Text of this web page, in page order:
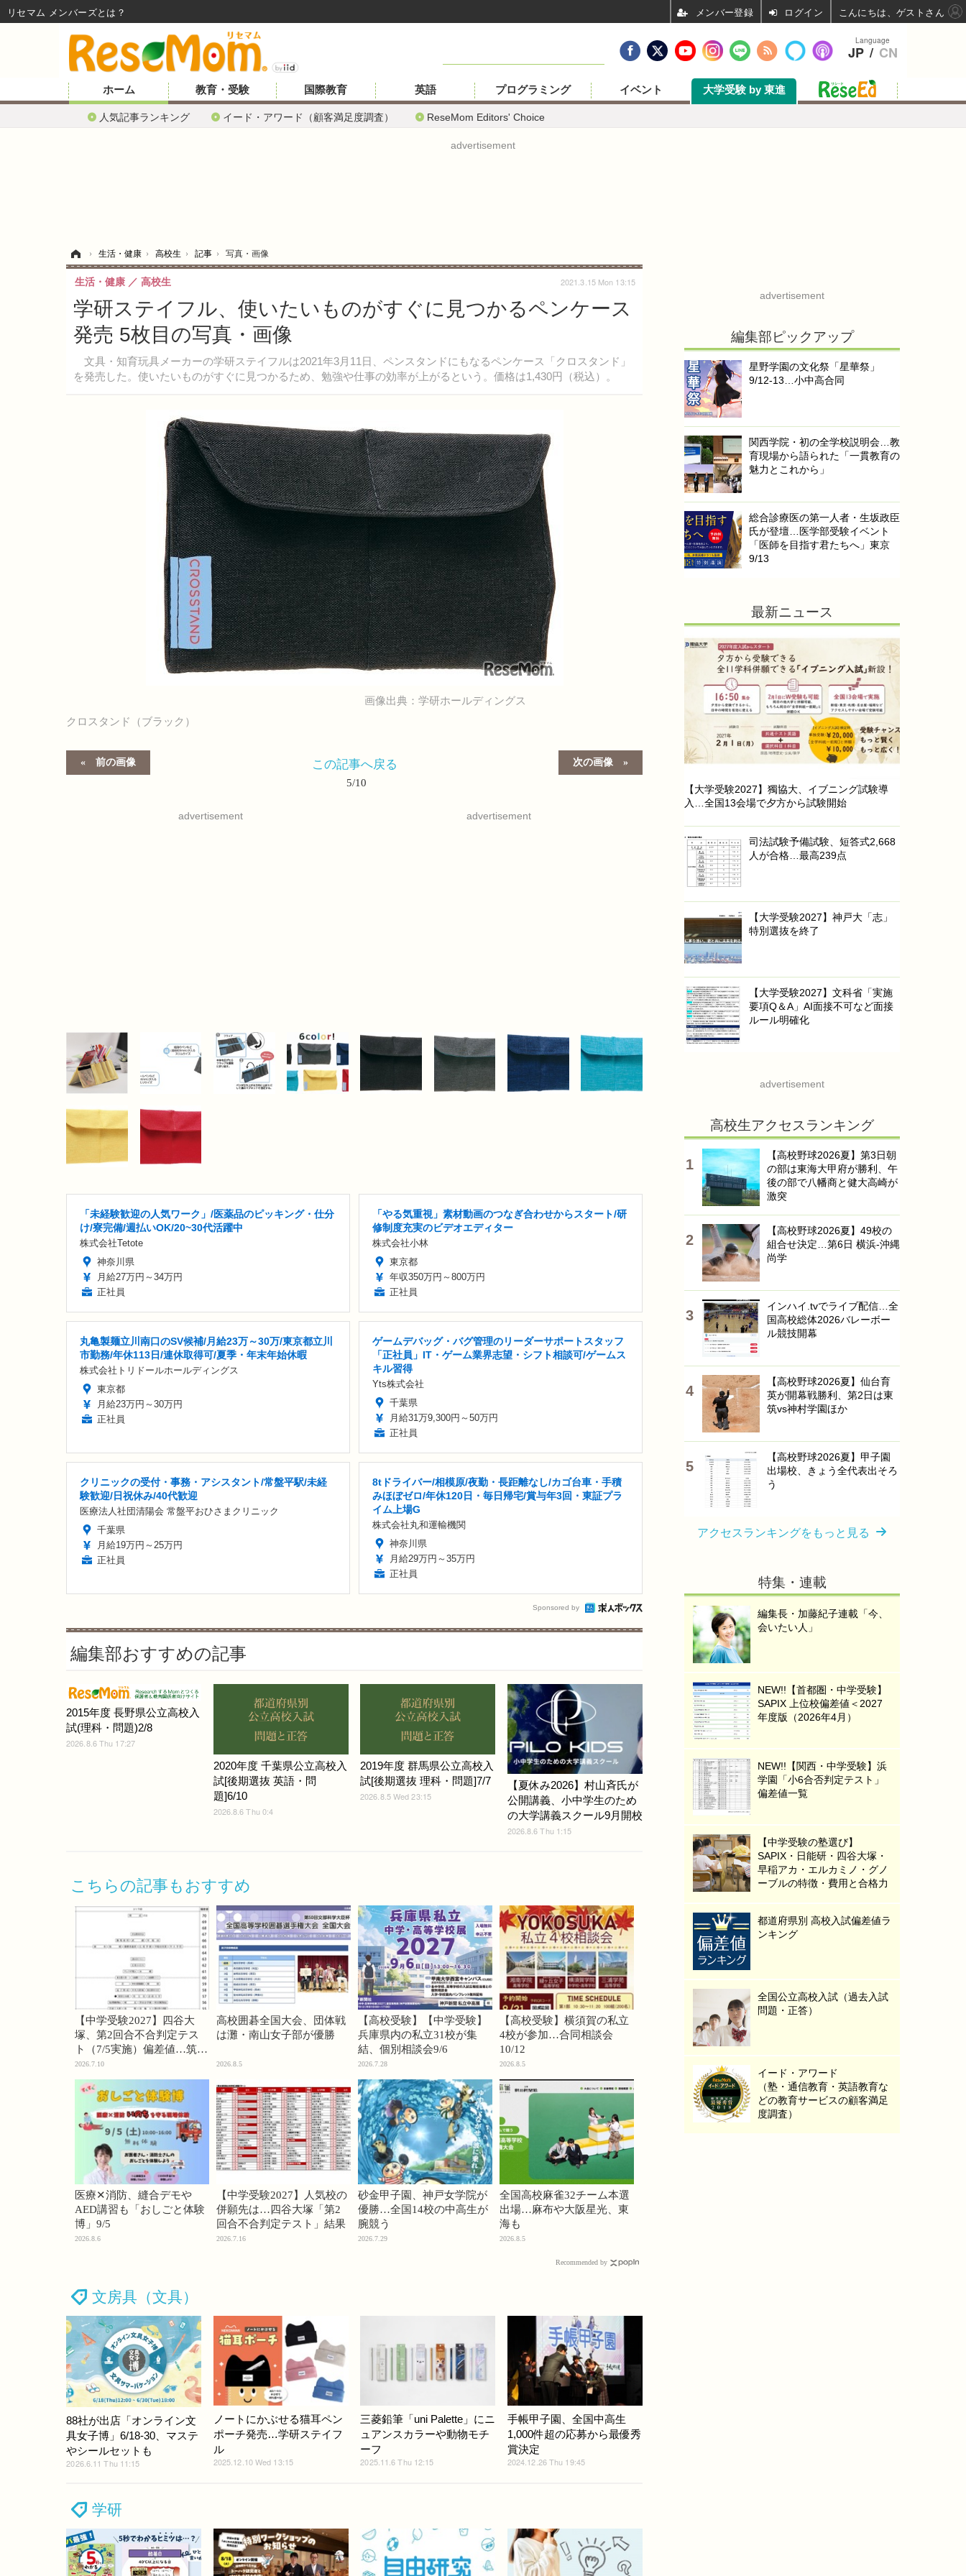
ホーム
人気記事ランキング イード・アワード（顧客満足度調査） ReseMom Editors' Choice
教育・受験 国際教育 英語 プログラミング イベント 大学受験 by 東進
advertisement
› 生活・健康 › 高校生 › 記事 › 写真・画像
学研ステイフル、使いたいものがすぐに見つかるペンケース
発売 5枚目の写真・画像
文具・知育玩具メーカーの学研ステイフルは2021年3月11日、ペンスタンドにもなるペンケース「クロスタンド」
を発売した。使いたいものがすぐに見つかるため、勉強や仕事の効率が上がるという。価格は1,430円（税込）。
生活・健康 高校生 2021.3.15 Mon 13:15
画像出典：学研ホールディングス
クロスタンド（ブラック）
前の画像 次の画像
この記事へ戻る
5/10
advertisement advertisement
「未経験歓迎の人気ワーク」/医薬品のピッキング・仕分
け/寮完備/週払いOK/20~30代活躍中
株式会社Tetote
神奈川県
月給27万円～34万円
正社員
「やる気重視」素材動画のつなぎ合わせからスタート/研
修制度充実のビデオエディター
株式会社小林
東京都
年収350万円～800万円
正社員
丸亀製麺立川南口のSV候補/月給23万～30万/東京都立川
市勤務/年休113日/連休取得可/夏季・年末年始休暇
株式会社トリドールホールディングス
東京都
月給23万円～30万円
正社員
ゲームデバッグ・バグ管理のリーダーサポートスタッフ
「正社員」IT・ゲーム業界志望・シフト相談可/ゲームス
キル習得
Yts株式会社
千葉県
月給31万9,300円～50万円
正社員
クリニックの受付・事務・アシスタント/常盤平駅/未経
験歓迎/日祝休み/40代歓迎
医療法人社団清陽会 常盤平おひさまクリニック
千葉県
月給19万円～25万円
正社員
8tドライバー/相模原/夜勤・長距離なし/カゴ台車・手積
みほぼゼロ/年休120日・毎日帰宅/賞与年3回・東証プラ
イム上場G
株式会社丸和運輸機関
神奈川県
月給29万円～35万円
正社員
Sponsored by
編集部おすすめの記事
2015年度 長野県公立高校入
試(理科・問題)2/8
2026.8.6 Thu 17:27
2020年度 千葉県公立高校入
試[後期選抜 英語・問
題]6/10
2026.8.6 Thu 0:4
2019年度 群馬県公立高校入
試[後期選抜 理科・問題]7/7
2026.8.5 Wed 23:15
【夏休み2026】村山斉氏が
公開講義、小中学生のため
の大学講義スクール9月開校
2026.8.6 Thu 1:15
こちらの記事もおすすめ
【中学受験2027】四谷大
塚、第2回合不合判定テス
ト（7/5実施）偏差値…筑駒
74・桜蔭70＜PR＞
2026.7.10
高校囲碁全国大会、団体戦
は灘・南山女子部が優勝
2026.8.5
【高校受験】【中学受験】
兵庫県内の私立31校が集
結、個別相談会9/6
2026.7.28
【高校受験】横須賀の私立
4校が参加…合同相談会
10/12
2026.8.5
医療✕消防、縫合デモや
AED講習も「おしごと体験
博」9/5
2026.8.6
【中学受験2027】人気校の
併願先は…四谷大塚「第2
回合不合判定テスト」結果
2026.7.16
砂金甲子園、神戸女学院が
優勝…全国14校の中高生が
腕競う
2026.7.29
全国高校麻雀32チーム本選
出場…麻布や大阪星光、東
海も
2026.8.5
Recommended by
文房具（文具）
88社が出店「オンライン文
具女子博」6/18-30、マステ
やシールセットも
2026.6.11 Thu 11:15
ノートにかぶせる猫耳ペン
ポーチ発売…学研ステイフ
ル
2025.12.10 Wed 13:15
三菱鉛筆「uni Palette」にニ
ュアンスカラーや動物モチ
ーフ
2025.11.6 Thu 12:15
手帳甲子園、全国中高生
1,000件超の応募から最優秀
賞決定
2024.12.26 Thu 19:45
学研
advertisement
編集部ピックアップ
星野学園の文化祭「星華祭」
9/12-13…小中高合同
関西学院・初の全学校説明会…教
育現場から語られた「一貫教育の
魅力とこれから」
総合診療医の第一人者・生坂政臣
氏が登壇…医学部受験イベント
「医師を目指す君たちへ」東京
9/13
最新ニュース
【大学受験2027】獨協大、イブニング試験導
入…全国13会場で夕方から試験開始
司法試験予備試験、短答式2,668
人が合格…最高239点
【大学受験2027】神戸大「志」
特別選抜を終了
【大学受験2027】文科省「実施
要項Q＆A」AI面接不可など面接
ルール明確化
advertisement
高校生アクセスランキング
【高校野球2026夏】第3日朝
の部は東海大甲府が勝利、午
後の部で八幡商と健大高崎が
激突
【高校野球2026夏】49校の
組合せ決定…第6日 横浜-沖縄
尚学
インハイ.tvでライブ配信…全
国高校総体2026バレーボー
ル競技開幕
【高校野球2026夏】仙台育
英が開幕戦勝利、第2日は東
筑vs神村学園ほか
【高校野球2026夏】甲子園
出場校、きょう全代表出そろ
う
アクセスランキングをもっと見る
特集・連載
編集長・加藤紀子連載「今、
会いたい人」
NEW!!【首都圏・中学受験】
SAPIX 上位校偏差値＜2027
年度版（2026年4月）
NEW!!【関西・中学受験】浜
学園「小6合否判定テスト」
偏差値一覧
【中学受験の塾選び】
SAPIX・日能研・四谷大塚・
早稲アカ・エルカミノ・グノ
ーブルの特徴・費用と合格力
都道府県別 高校入試偏差値ラ
ンキング
全国公立高校入試（過去入試
問題・正答）
イード・アワード
（塾・通信教育・英語教育な
どの教育サービスの顧客満足
度調査）
Language
JP / CN
リセマム メンバーズ ログイン こんにちは、ゲストさん